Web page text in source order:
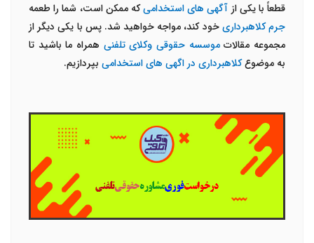
قطعاً با یکی از آگهی های استخدامیکه ممکن است، شما را طعمه
جرم کلاهبرداریخود کند، مواجه خواهید شد. پس با یکی دیگر از
مجموعه مقالاتموسسه حقوقی وکلای تلفنی همراه ما باشید تا
به موضوعکلاهبرداری در اگهی های استخدامی بپردازیم.